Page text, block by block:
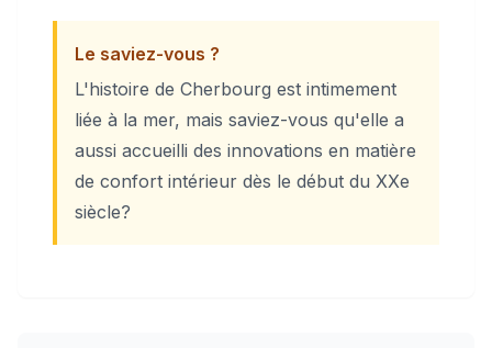
Le saviez-vous ?
L'histoire de Cherbourg est intimement
liée à la mer, mais saviez-vous qu'elle a
aussi accueilli des innovations en matière
de confort intérieur dès le début du XXe
siècle?